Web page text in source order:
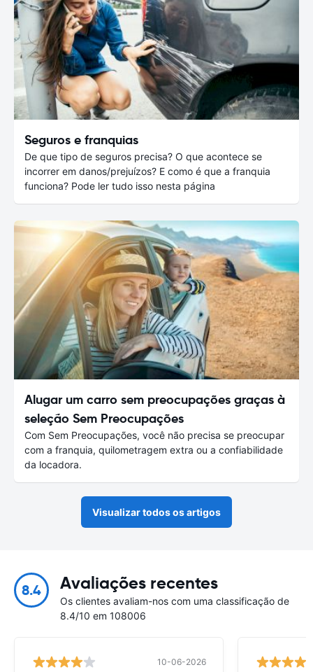
Seguros e franquias
De que tipo de seguros precisa? O que acontece se
incorrer em danos/prejuízos? E como é que a franquia
funciona? Pode ler tudo isso nesta página
Alugar um carro sem preocupações graças à
seleção Sem Preocupações
Com Sem Preocupações, você não precisa se preocupar
com a franquia, quilometragem extra ou a confiabilidade
da locadora.
Visualizar todos os artigos
8.4 Avaliações recentes
Os clientes avaliam-nos com uma classificação de
8.4/10 em 108006
10-06-2026